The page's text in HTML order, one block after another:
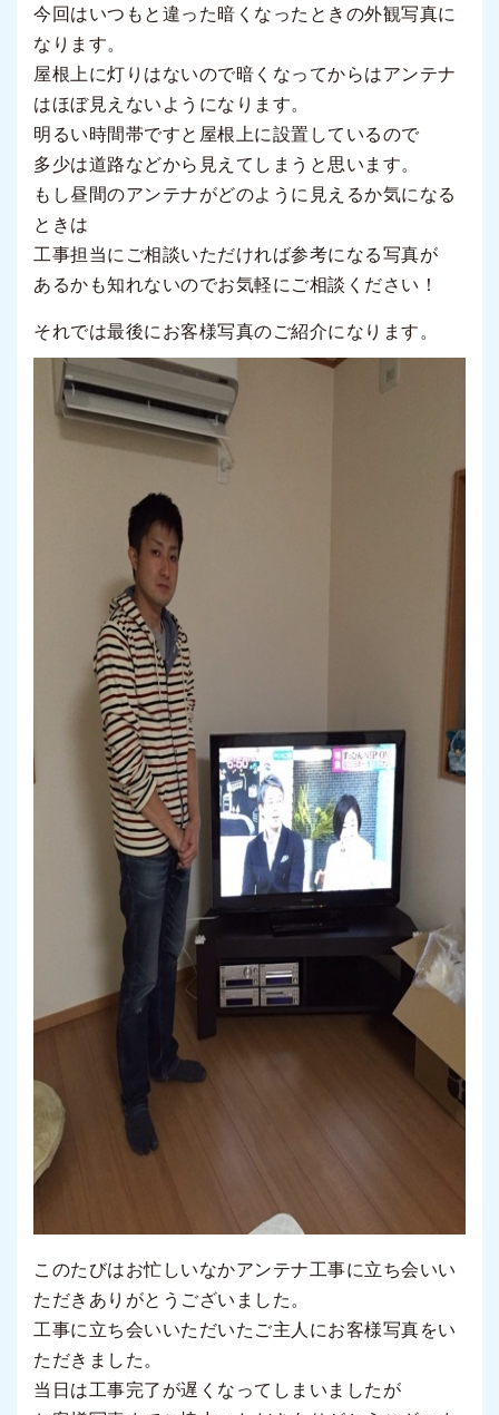
今回はいつもと違った暗くなったときの外観写真に
なります。
屋根上に灯りはないので暗くなってからはアンテナ
はほぼ見えないようになります。
明るい時間帯ですと屋根上に設置しているので
多少は道路などから見えてしまうと思います。
もし昼間のアンテナがどのように見えるか気になる
ときは
工事担当にご相談いただければ参考になる写真が
あるかも知れないのでお気軽にご相談ください！
それでは最後にお客様写真のご紹介になります。
このたびはお忙しいなかアンテナ工事に立ち会いい
ただきありがとうございました。
工事に立ち会いいただいたご主人にお客様写真をい
ただきました。
当日は工事完了が遅くなってしまいましたが